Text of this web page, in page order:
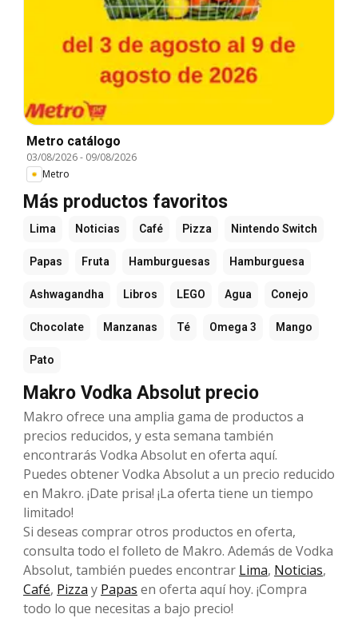
Metro catálogo
03/08/2026- 09/08/2026
Metro
Más productos favoritos
Lima Noticias Café Pizza Nintendo Switch
Papas Fruta Hamburguesas Hamburguesa
Ashwagandha Libros LEGO Agua Conejo
Chocolate Manzanas Té Omega 3 Mango
Pato
Makro Vodka Absolut precio
Makro ofrece una amplia gama de productos a
precios reducidos, y esta semana también
encontrarás Vodka Absolut en oferta aquí.
Puedes obtener Vodka Absolut a un precio reducido
en Makro. ¡Date prisa! ¡La oferta tiene un tiempo
limitado!
Si deseas comprar otros productos en oferta,
consulta todo el folleto de Makro. Además de Vodka
Absolut, también puedes encontrar Lima, Noticias,
Café, Pizza y Papas en oferta aquí hoy. ¡Compra
todo lo que necesitas a bajo precio!